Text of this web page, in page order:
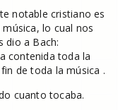
notable cristiano es
lo cual nos
dio a Bach:
contenida toda la
de toda la música .
cuanto tocaba.